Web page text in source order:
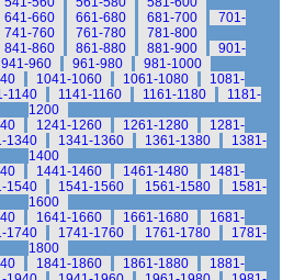
641-660 661-680 681-700
701-
741-760 761-780
781-800
841-860 861-880 881-900
901-
941-960 961-980
981-1000
1041-1060 1061-1080
1081-
1140 1141-1160 1161-1180
1181-
1200
1241-1260 1261-1280
1281-
1340 1341-1360 1361-1380
1381-
1400
1441-1460 1461-1480
1481-
1540 1541-1560 1561-1580
1581-
1600
1641-1660 1661-1680
1681-
1740 1741-1760 1761-1780
1781-
1800
1841-1860 1861-1880
1881-